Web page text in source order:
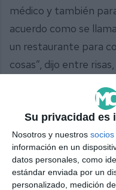
Su privacidad es
Nosotros y nuestros socios
información en un
datos personales, como
estándar enviada por un
personalizado, medición
médico y también
acuerdo como se
un restaurante para
cosas”, dijo entre
Este taller de
los tres centros de
municipio.
Comparte esta
https://